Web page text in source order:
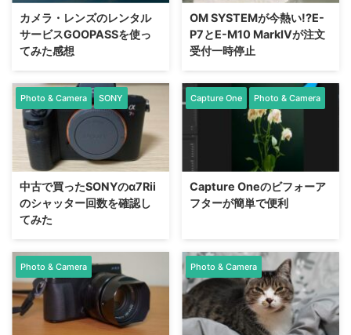
カメラ・レンズのレンタル
サービスGOOPASSを使っ
てみた感想
OM SYSTEMが今熱い!?E-
P7とE-M10 MarkⅣが注文
受付一時停止
Photo & Camera SONY
中古で買ったSONYのα7Rii
のシャッター回数を確認し
てみた
Capture One Photo & Camera
Capture Oneのビフォーア
フターが簡単で便利
Photo & Camera Photo & Camera